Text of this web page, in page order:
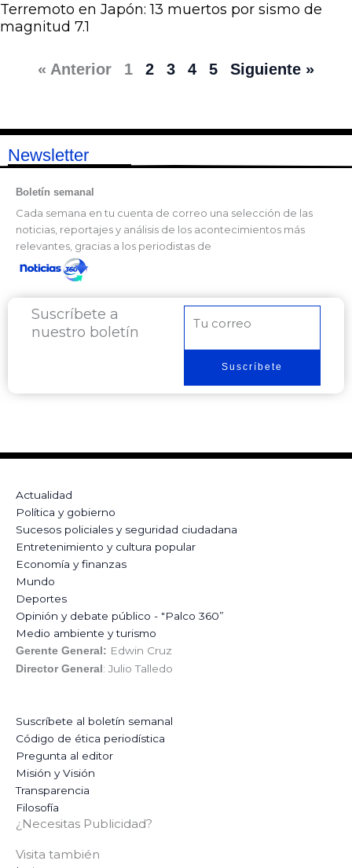
Terremoto en Japón: 13 muertos por sismo de
magnitud 7.1
« Anterior 1 2 3 4 5 Siguiente »
Newsletter
Boletín semanal
Cada semana en tu cuenta de correo una selección de las
noticias, reportajes y análisis de los acontecimientos más
relevantes, gracias a los periodistas de
Suscríbete a
nuestro boletín
electrónico
Suscríbete
Actualidad
Política y gobierno
Sucesos policiales y seguridad ciudadana
Entretenimiento y cultura popular
Economía y finanzas
Mundo
Deportes
Opinión y debate público - "Palco 360”
Medio ambiente y turismo
Gerente General: Edwin Cruz
Director General: Julio Talledo
Suscríbete al boletín semanal
Código de ética periodística
Pregunta al editor
Misión y Visión
Transparencia
Filosofía
¿Necesitas Publicidad?
Visita también